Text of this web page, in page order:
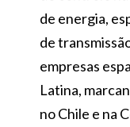
de energia,
de
empresas
Latina,
no Chile e na